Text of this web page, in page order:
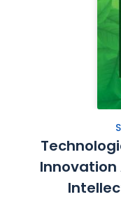
Innovation